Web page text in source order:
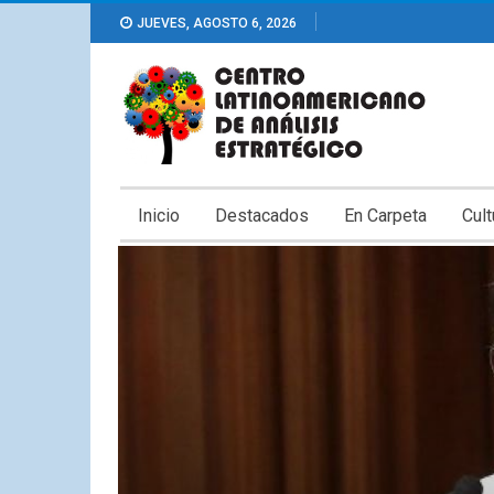
JUEVES, AGOSTO 6, 2026
Inicio Destacados En Carpeta